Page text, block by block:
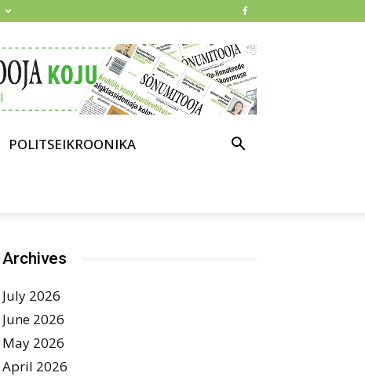
POLITSEIKROONIKA
Archives
July 2026
June 2026
May 2026
April 2026